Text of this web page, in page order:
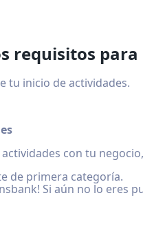
requisitos
tu inicio de actividades.
con tu
de primera categoría.
Si aún no lo eres